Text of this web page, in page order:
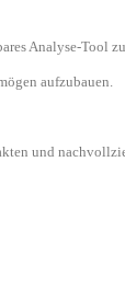
Analyse-Tool
aufzubauen.
und